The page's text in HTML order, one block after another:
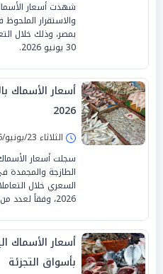
شهدت أسعار
والاستقرار
بمصر، وذلك خلال
30 يونيو 2026.
2026
الثلاثاء 23/يونيو/2026 - 09:00 ص
سجلت أسعار الأسماك
الطازجة والمجمدة
2026، وفقاً لعدد من تجار الأسماك في الأسواق المحلية.
بأسواق التجزئة